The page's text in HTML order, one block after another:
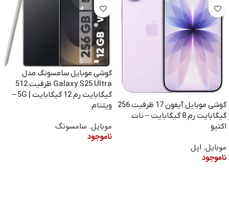
گوشی موبایل آیفون 17 ظرفیت 256
گیگابایت رم 8 گیگابایت – نات
اکتیو
موبایل, اپل
ناموجود
گوشی موبایل سامسونگ مدل
Galaxy S25 Ultra ظرفیت 512
گیگابایت رم 12 گیگابایت | 5G –
ویتنام
موبایل, سامسونگ
ناموجود